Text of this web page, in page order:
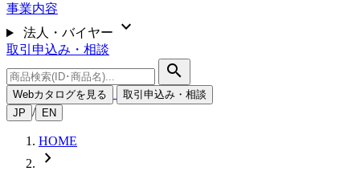
事業内容
法人・バイヤー
expand_more
取引申込み・相談
search
Webカタログを見る
取引申込み・相談
JP / EN
HOME
chevron_right